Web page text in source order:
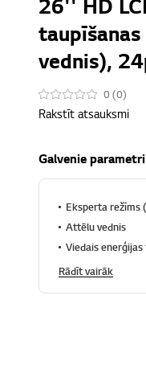
26'' HD
vednis),
0 (0)
Rakstīt atsauksmi
Galvenie parametri
Eksperta režīms
Attēlu vednis
Viedais
Rādīt vairāk